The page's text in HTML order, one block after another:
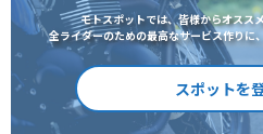
モトスポットでは、皆様からオスス
全ライダーのための最高なサービス作りに
スポットを